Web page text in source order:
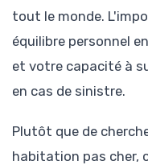
tout le monde.
équilibre personnel
et votre capacité à
en cas de sinistre.
Plutôt que de
habitation pas cher,